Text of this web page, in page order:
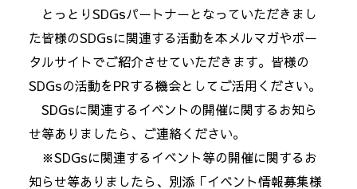
とっとりSDGsパートナーとなっていただきまし
た皆様のSDGsに関連する活動を本メルマガやポー
タルサイトでご紹介させていただきます。皆様の
SDGsの活動をPRする機会としてご活用ください。
SDGsに関連するイベントの開催に関するお知ら
せ等ありましたら、ご連絡ください。
※SDGsに関連するイベント等の開催に関するお
知らせ等ありましたら、別添「イベント情報募集様